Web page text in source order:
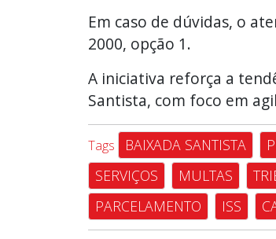
Em caso de dúvidas, o
2000, opção 1.
A iniciativa reforça a
Santista, com foco em
Tags BAIXADA SANTISTA
SERVIÇOS
MULTAS
PARCELAMENTO
ISS